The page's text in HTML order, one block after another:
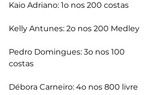
Kaio Adriano: 1o nos 200 costas
Kelly Antunes: 2o nos 200 Medley
Pedro Domingues: 3o nos 100
costas
Débora Carneiro: 4o nos 800 livre